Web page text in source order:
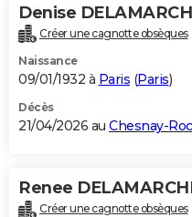
Denise
Créer une cagnotte obsèques
Naissance
09/01/1932 à Paris (Paris)
Décès
21/04/2026 au Chesnay-
Renee
Créer une cagnotte obsèques